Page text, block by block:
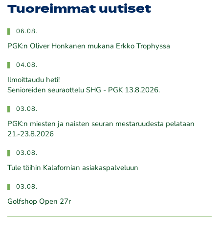
Tuoreimmat uutiset
06.08.
PGK:n Oliver Honkanen mukana Erkko Trophyssa
04.08.
Ilmoittaudu heti!
​​​​​​​Senioreiden seuraottelu SHG - PGK 13.8.2026.
03.08.
PGK:n miesten ja naisten seuran mestaruudesta pelataan
21.-23.8.2026
03.08.
Tule töihin Kalafornian asiakaspalveluun
03.08.
Golfshop Open 27r